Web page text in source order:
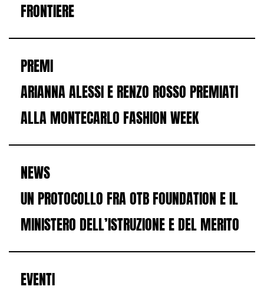
FRONTIERE
PREMI
ARIANNA ALESSI E RENZO ROSSO PREMIATI
ALLA MONTECARLO FASHION WEEK
NEWS
UN PROTOCOLLO FRA OTB FOUNDATION E IL
MINISTERO DELL’ISTRUZIONE E DEL MERITO
EVENTI